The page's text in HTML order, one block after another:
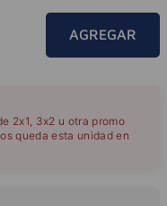
AGREGAR
2x1, 3x2 u otra promo
queda esta unidad en